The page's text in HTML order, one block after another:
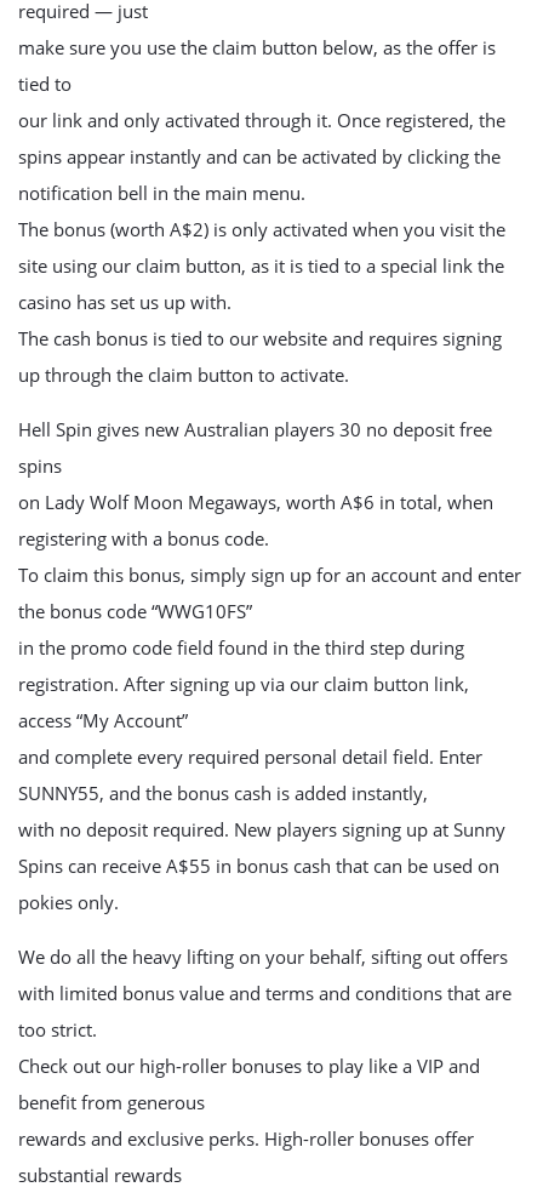
required — just
make sure you use the claim button below, as the offer is
tied to
our link and only activated through it. Once registered, the
spins appear instantly and can be activated by clicking the
notification bell in the main menu.
The bonus (worth A$2) is only activated when you visit the
site using our claim button, as it is tied to a special link the
casino has set us up with.
The cash bonus is tied to our website and requires signing
up through the claim button to activate.
Hell Spin gives new Australian players 30 no deposit free
spins
on Lady Wolf Moon Megaways, worth A$6 in total, when
registering with a bonus code.
To claim this bonus, simply sign up for an account and enter
the bonus code “WWG10FS”
in the promo code field found in the third step during
registration. After signing up via our claim button link,
access “My Account”
and complete every required personal detail field. Enter
SUNNY55, and the bonus cash is added instantly,
with no deposit required. New players signing up at Sunny
Spins can receive A$55 in bonus cash that can be used on
pokies only.
We do all the heavy lifting on your behalf, sifting out offers
with limited bonus value and terms and conditions that are
too strict.
Check out our high-roller bonuses to play like a VIP and
benefit from generous
rewards and exclusive perks. High-roller bonuses offer
substantial rewards